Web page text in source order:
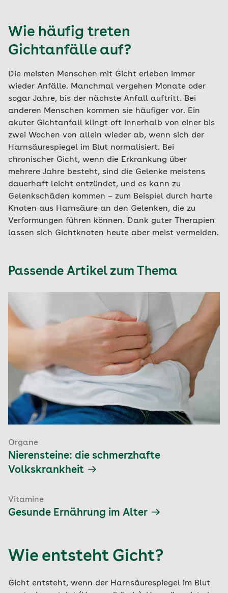
Wie häufig treten
Gichtanfälle auf?
Die meisten Menschen mit Gicht erleben immer
wieder Anfälle. Manchmal vergehen Monate oder
sogar Jahre, bis der nächste Anfall auftritt. Bei
anderen Menschen kommen sie häufiger vor. Ein
akuter Gichtanfall klingt oft innerhalb von einer bis
zwei Wochen von allein wieder ab, wenn sich der
Harnsäurespiegel im Blut normalisiert. Bei
chronischer Gicht, wenn die Erkrankung über
mehrere Jahre besteht, sind die Gelenke meistens
dauerhaft leicht entzündet, und es kann zu
Gelenkschäden kommen – zum Beispiel durch harte
Knoten aus Harnsäure an den Gelenken, die zu
Verformungen führen können. Dank guter Therapien
lassen sich Gichtknoten heute aber meist vermeiden.
Passende Artikel zum Thema
Organe
Nierensteine: die schmerzhafte
Volkskrankheit
Vitamine
Gesunde Ernährung im Alter
Wie entsteht Gicht?
Gicht entsteht, wenn der Harnsäurespiegel im Blut